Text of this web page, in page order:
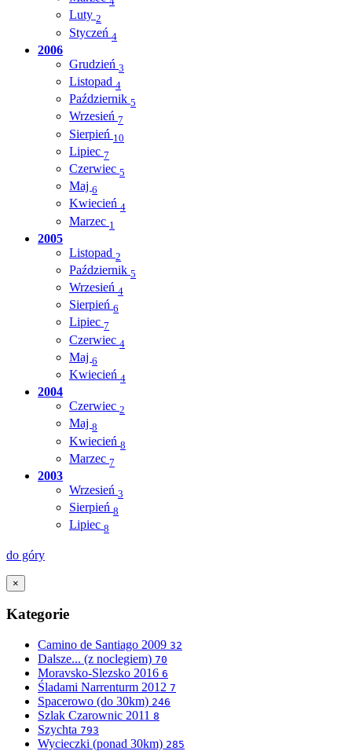
Luty 2
Styczeń 4
2006
Grudzień 3
Listopad 4
Październik 5
Wrzesień 7
Sierpień 10
Lipiec 7
Czerwiec 5
Maj 6
Kwiecień 4
Marzec 1
2005
Listopad 2
Październik 5
Wrzesień 4
Sierpień 6
Lipiec 7
Czerwiec 4
Maj 6
Kwiecień 4
2004
Czerwiec 2
Maj 8
Kwiecień 8
Marzec 7
2003
Wrzesień 3
Sierpień 8
Lipiec 8
do góry
×
Kategorie
Camino de Santiago 2009 32
Dalsze... (z noclegiem) 70
Moravsko-Slezsko 2016 6
Śladami Narrenturm 2012 7
Spacerowo (do 30km) 246
Szlak Czarownic 2011 8
Szychta 793
Wycieczki (ponad 30km) 285